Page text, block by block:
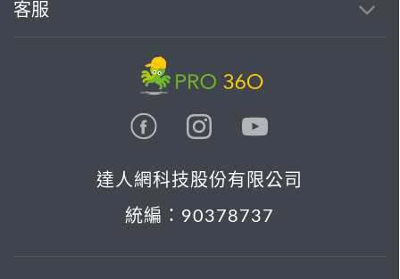
客服
達人網科技股份有限公司
統編：90378737